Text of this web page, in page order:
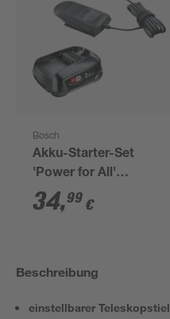
Bosch
Akku-Starter-Set
'Power for All'
Ladegerät und Akku
18 V, 2,5 Ah
34,99 €
Beschreibung
einstellbarer Teleskopstiel